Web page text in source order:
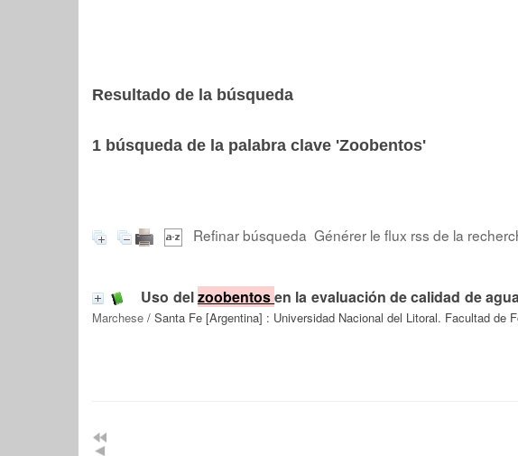
Resultado de la búsqueda
1 búsqueda de la palabra clave 'Zoobentos'
Refinar búsqueda Générer le flux rss de la
Uso delzoobentosen la evaluación de calidad de
Marchese / Santa Fe [Argentina] : Universidad Nacional del Litoral. Facultad de